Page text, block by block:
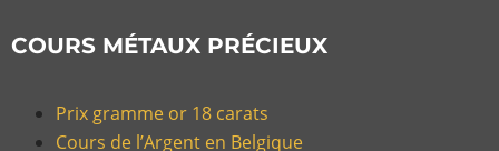
COURS MÉTAUX PRÉCIEUX
Prix gramme or 18 carats
Cours de l’Argent en Belgique